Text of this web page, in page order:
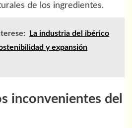
de los ingredientes.
La industria del ibérico
y expansión
inconvenientes del